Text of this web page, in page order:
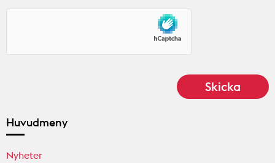
Huvudmeny
Nyheter